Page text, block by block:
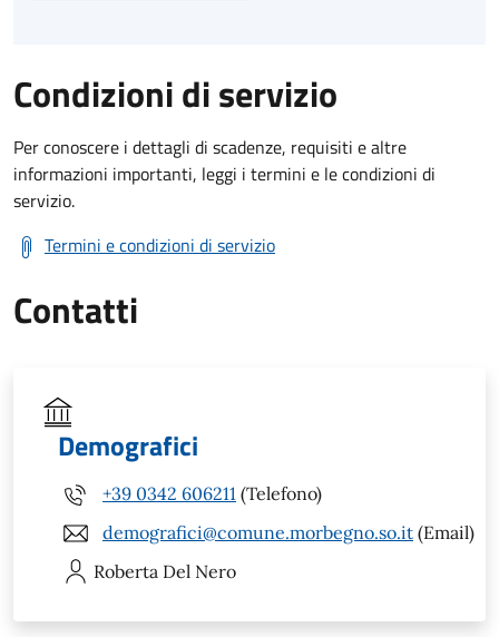
Condizioni di servizio
Per conoscere i dettagli di scadenze, requisiti e altre
informazioni importanti, leggi i termini e le condizioni di
servizio.
Termini e condizioni di servizio
Contatti
Demografici
+39 0342 606211 (Telefono)
demografici@comune.morbegno.so.it (Email)
Roberta Del Nero